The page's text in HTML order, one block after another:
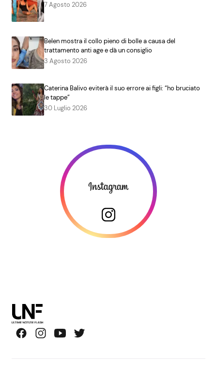
7 Agosto 2026
Belen mostra il collo pieno di bolle a causa del
trattamento anti age e dà un consiglio
3 Agosto 2026
Caterina Balivo eviterà il suo errore ai figli: “ho bruciato
le tappe”
30 Luglio 2026